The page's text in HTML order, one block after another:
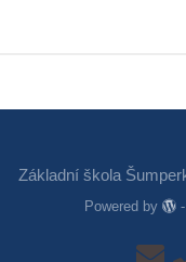
Základní škola
Powered by